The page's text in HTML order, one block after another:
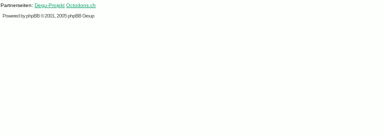
Partnerseiten: Degu-Projekt Octodons.ch
Powered byphpBB© 2001, 2005 phpBB Group